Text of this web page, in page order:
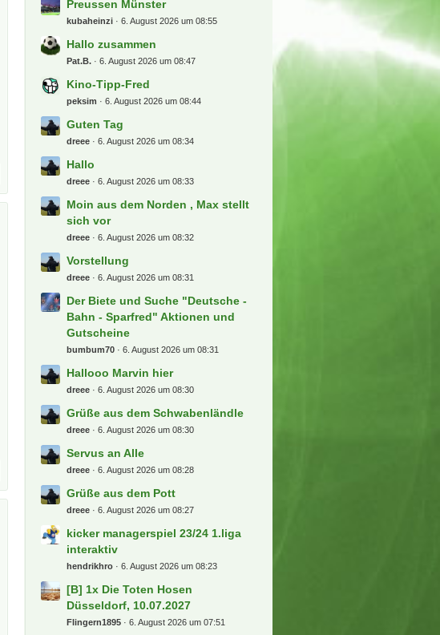
Preussen Münster
kubaheinzi 6. August 2026 um 08:55
Hallo zusammen
Pat.B. 6. August 2026 um 08:47
Kino-Tipp-Fred
peksim 6. August 2026 um 08:44
Guten Tag
dreee 6. August 2026 um 08:34
Hallo
dreee 6. August 2026 um 08:33
Moin aus dem Norden , Max stellt
sich vor
dreee 6. August 2026 um 08:32
Vorstellung
dreee 6. August 2026 um 08:31
Der Biete und Suche "Deutsche -
Bahn - Sparfred" Aktionen und
Gutscheine
bumbum70 6. August 2026 um 08:31
Hallooo Marvin hier
dreee 6. August 2026 um 08:30
Grüße aus dem Schwabenländle
dreee 6. August 2026 um 08:30
Servus an Alle
dreee 6. August 2026 um 08:28
Grüße aus dem Pott
dreee 6. August 2026 um 08:27
kicker managerspiel 23/24 1.liga
interaktiv
hendrikhro 6. August 2026 um 08:23
[B] 1x Die Toten Hosen
Düsseldorf, 10.07.2027
Flingern1895 6. August 2026 um 07:51